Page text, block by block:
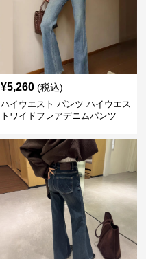
¥5,260 (税込)
ハイウエスト パンツ ハイウエス
トワイドフレアデニムパンツ